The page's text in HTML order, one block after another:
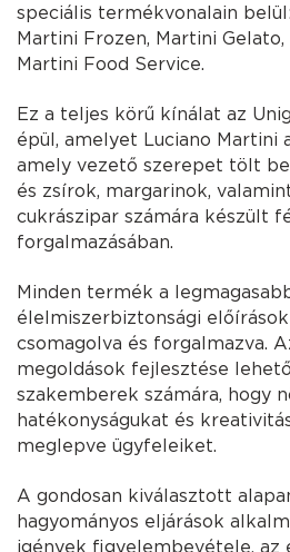
speciális termékvonalain
Martini Frozen, Martini
Martini Food Service.
Ez a teljes körű kínálat az
épül, amelyet Luciano Martini
amely vezető szerepet tölt
és zsírok, margarinok,
cukrászipar számára készült
forgalmazásában.
Minden termék a
élelmiszerbiztonsági
csomagolva és forgalmazva.
megoldások fejlesztése
szakemberek számára, hogy
hatékonyságukat és
meglepve ügyfeleiket.
A gondosan kiválasztott
hagyományos eljárások
igények figyelembevétele, az